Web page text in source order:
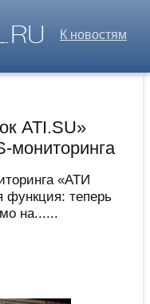
К новостям
ATI.SU»
мониторинга
«АТИ
функция: теперь
на......